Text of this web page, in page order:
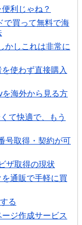
利じゃね？
で買って無料で海
かしこれは非常に
使わず直接購入
海外から見る方
て快適で、もう
号取得・契約が可
ザ取得の現状
通販で手軽に買
る
ジ作成サービス